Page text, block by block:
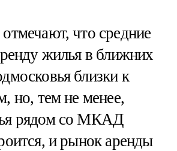
что средние
жилья в ближних
близки к
но, тем не менее,
рядом со МКАД
и рынок аренды